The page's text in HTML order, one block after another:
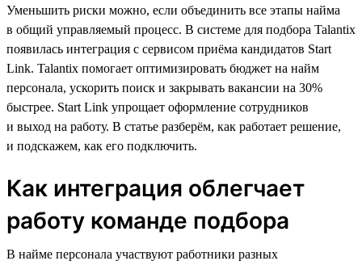
Уменьшить риски можно, если объединить все этапы найма
в общий управляемый процесс. В системе для подбора Talantix
появилась интеграция с сервисом приёма кандидатов Start
Link. Talantix помогает оптимизировать бюджет на найм
персонала, ускорить поиск и закрывать вакансии на 30%
быстрее. Start Link упрощает оформление сотрудников
и выход на работу. В статье разберём, как работает решение,
и подскажем, как его подключить.
Как интеграция облегчает
работу команде подбора
В найме персонала участвуют работники разных